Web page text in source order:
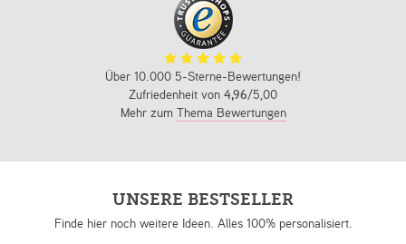
Über 10.000 5-Sterne-Bewertungen!
Zufriedenheit von 4,96/5,00
Mehr zum Thema Bewertungen
UNSERE BESTSELLER
Finde hier noch weitere Ideen. Alles 100% personalisiert.